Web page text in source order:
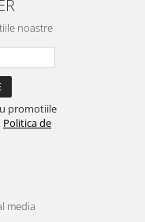
noastre
promotiile
Politica de
media